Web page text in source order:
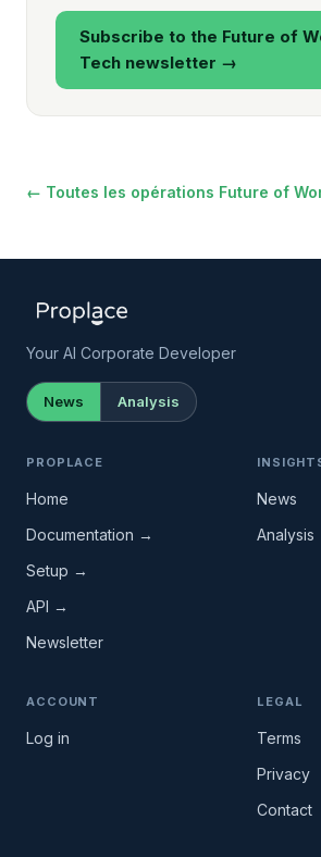
Subscribe to the Future of
Tech newsletter →
← Toutes les opérations Future of
Your AI Corporate Developer
News Analysis
PROPLACE
Home
Documentation →
Setup →
API →
Newsletter
News
Analysis
ACCOUNT
Log in
LEGAL
Terms
Privacy
Contact